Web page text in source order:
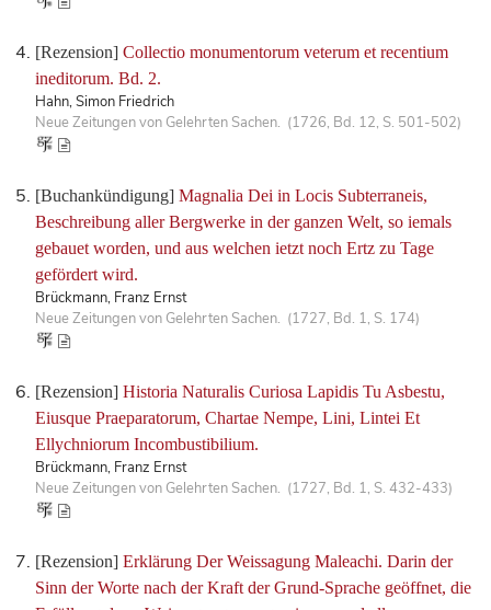
[Rezension] Collectio monumentorum veterum et recentium
ineditorum. Bd. 2.
Hahn, Simon Friedrich
Neue Zeitungen von Gelehrten Sachen. (1726, Bd. 12, S. 501-502)
[Buchankündigung] Magnalia Dei in Locis Subterraneis,
Beschreibung aller Bergwerke in der ganzen Welt, so iemals
gebauet worden, und aus welchen ietzt noch Ertz zu Tage
gefördert wird.
Brückmann, Franz Ernst
Neue Zeitungen von Gelehrten Sachen. (1727, Bd. 1, S. 174)
[Rezension] Historia Naturalis Curiosa Lapidis Tu Asbestu,
Eiusque Praeparatorum, Chartae Nempe, Lini, Lintei Et
Ellychniorum Incombustibilium.
Brückmann, Franz Ernst
Neue Zeitungen von Gelehrten Sachen. (1727, Bd. 1, S. 432-433)
[Rezension] Erklärung Der Weissagung Maleachi. Darin der
Sinn der Worte nach der Kraft der Grund-Sprache geöffnet, die